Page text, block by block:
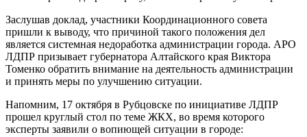
Заслушав доклад, участники Координационного совета
пришли к выводу, что причиной такого положения дел
является системная недоработка администрации города. АРО
ЛДПР призывает губернатора Алтайского края Виктора
Томенко обратить внимание на деятельность администрации
и принять меры по улучшению ситуации.
Напомним, 17 октября в Рубцовске по инициативе ЛДПР
прошел круглый стол по теме ЖКХ, во время которого
эксперты заявили о вопиющей ситуации в городе: